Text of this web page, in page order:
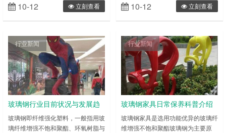
强大，而且还要具备广告效应.从而
达更好的营利目的。为品牌提供一个
司店铺最好的展柜。展柜特色主要是
用于商场，超市，专卖店，精品店等
一些商店展示和储藏商品，外观讲究
美观别致，功能强大，而且具备明显
的广告效应以达到更好的赢利目的，
为品牌产……
10-12 立刻查看
（海绵、布等）、油漆等制作而成
的。那么玻璃钢家具的优缺点是什么
良的成型性 玻璃钢可以采用多种方
法进行加工制作，从而可以很方便地
选用适合不同设计和不同要求的产品
的加工方法。据不完全统计，其加工
方法达 30 多种。既可以手工制作，
也可……
10-12 立刻查看
行业新闻
玻璃钢行业目前状况与发展趋
势
玻璃钢即纤维强化塑料，一般指用玻
璃纤维增强不饱和聚酯、环氧树脂与
行业新闻
玻璃钢家具日常保养科普介绍
玻璃钢家具是选用功能优异的玻璃纤
维增强不饱和聚酯玻璃钢为主要原